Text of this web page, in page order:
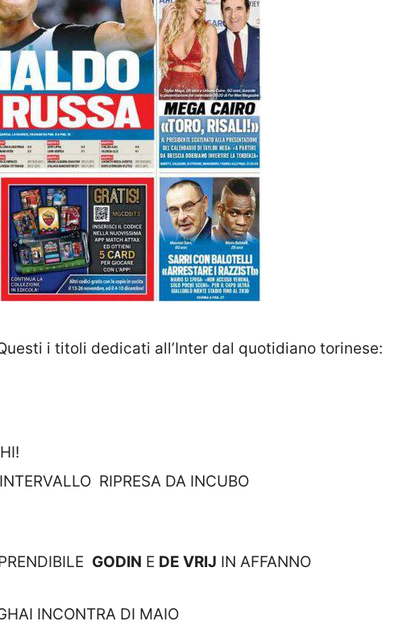
i titoli dedicati all’Inter dal quotidiano torinese:
RIPRESA DA INCUBO
GODIN E DE VRIJ IN AFFANNO
INCONTRA DI MAIO